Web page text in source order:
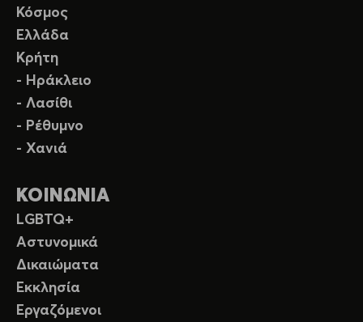
Κόσμος
Ελλάδα
Κρήτη
- Ηράκλειο
- Λασίθι
- Ρέθυμνο
- Χανιά
ΚΟΙΝΩΝΙΑ
LGBTQ+
Αστυνομικά
Δικαιώματα
Εκκλησία
Εργαζόμενοι